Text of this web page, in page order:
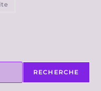
RECHERCHE